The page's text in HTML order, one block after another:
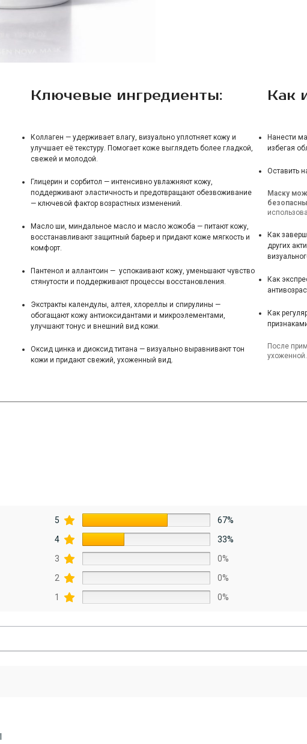
Ключевые ингредиенты:
Коллаген — удерживает влагу, визуально уплотняет кожу и
улучшает её текстуру. Помогает коже выглядеть более гладкой,
свежей и молодой.
Глицерин и сорбитол — интенсивно увлажняют кожу,
поддерживают эластичность и предотвращают обезвоживание
— ключевой фактор возрастных изменений.
Масло ши, миндальное масло и масло жожоба — питают кожу,
восстанавливают защитный барьер и придают коже мягкость и
комфорт.
Пантенол и аллантоин — успокаивают кожу, уменьшают чувство
стянутости и поддерживают процессы восстановления.
Экстракты календулы, алтея, хлореллы и спирулины —
обогащают кожу антиоксидантами и микроэлементами,
улучшают тонус и внешний вид кожи.
Оксид цинка и диоксид титана — визуально выравнивают тон
кожи и придают свежий, ухоженный вид.
Как
Нанести
избегая
Оставить
Маску
Как
других
Как
Как
После
ухоженной.
5
67%
4
33%
3
0%
2
0%
1
0%